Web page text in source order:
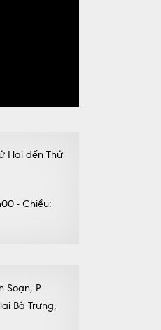
Hai đến Thứ
- Chiều:
Soạn, P.
Bà Trưng,